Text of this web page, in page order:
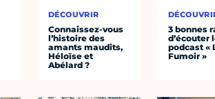
DÉCOUVRIR
Connaissez-vous
l’histoire des
amants maudits,
Héloïse et
Abélard ?
3 bonnes
d’écouter
podcast «
Fumoir »